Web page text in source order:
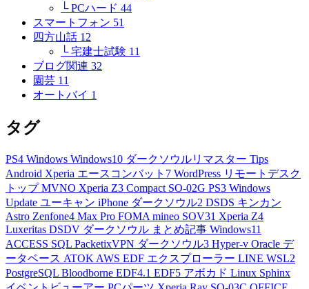
└ PCハード 44
スマートフォン 51
四方山話 12
└ 宅建士試験 11
ブログ関連 32
園芸 11
オートバイ 1
タグ
PS4 Windows Windows10 ダークソウルリマスター Tips
Android Xperia エースコンバット7 WordPress リモートデスク
トップMVNO Xperia Z3 Compact SO-02G PS3 Windows
Update ユーキャン iPhone ダークソウル2 DSDS キンカン
Astro Zenfone4 Max Pro FOMA mineo SOV31 Xperia Z4
Luxeritas DSDV ダークソウル まとめ記事 Windows11
ACCESS SQL PacketixVPN ダークソウル3 Hyper-v Oracle デ
ータベース ATOK AWS EDF エクスプローラー LINE WSL2
PostgreSQL Bloodborne EDF4.1 EDF5 アボカド Linux Sphinx